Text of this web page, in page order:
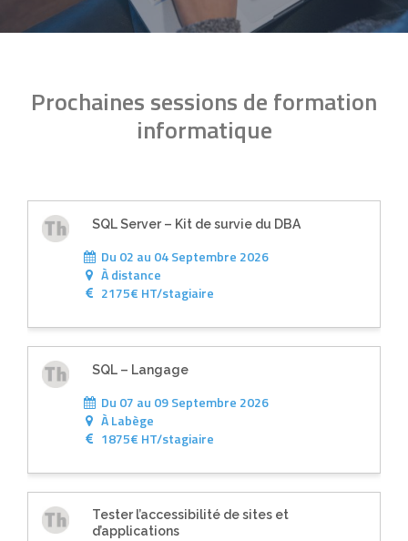
Prochaines sessions de formation
informatique
SQL Server – Kit de survie du DBA
Du 02 au 04 Septembre 2026
Àdistance
2175€ HT/stagiaire
SQL – Langage
Du 07 au 09 Septembre 2026
ÀLabège
1875€ HT/stagiaire
Tester l’accessibilité de sites et
d’applications